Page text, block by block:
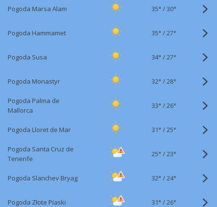
Pogoda Marsa Alam 35° /30°
Pogoda Hammamet 35° /27°
Pogoda Susa 34° /27°
Pogoda Monastyr 32° /28°
Pogoda Palma de
Mallorca
33° /26°
Pogoda Lloret de Mar 31° /25°
Pogoda Santa Cruz de
Tenerife
25° /23°
Pogoda Slanchev Bryag 32° /24°
Pogoda Złote Piaski 31° /26°